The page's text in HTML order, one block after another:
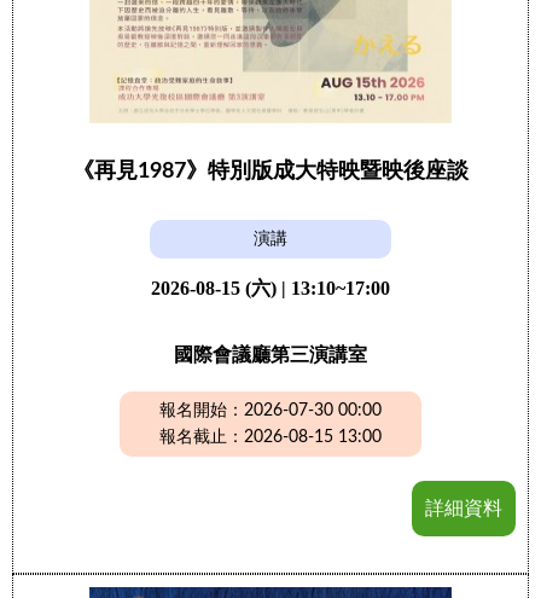
《再見1987》特別版成大特映暨映後座談
演講
2026-08-15 (六) | 13:10~17:00
國際會議廳第三演講室
報名開始：2026-07-30 00:00
報名截止：2026-08-15 13:00
詳細資料